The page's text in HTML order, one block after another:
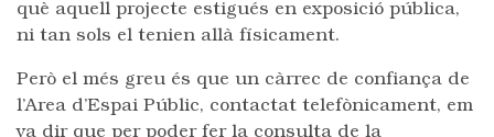
què aquell projecte estigués en exposició pública,
ni tan sols el tenien allà físicament.
Però el més greu és que un càrrec de confiança de
l’Area d’Espai Públic, contactat telefònicament, em
va dir que per poder fer la consulta de la